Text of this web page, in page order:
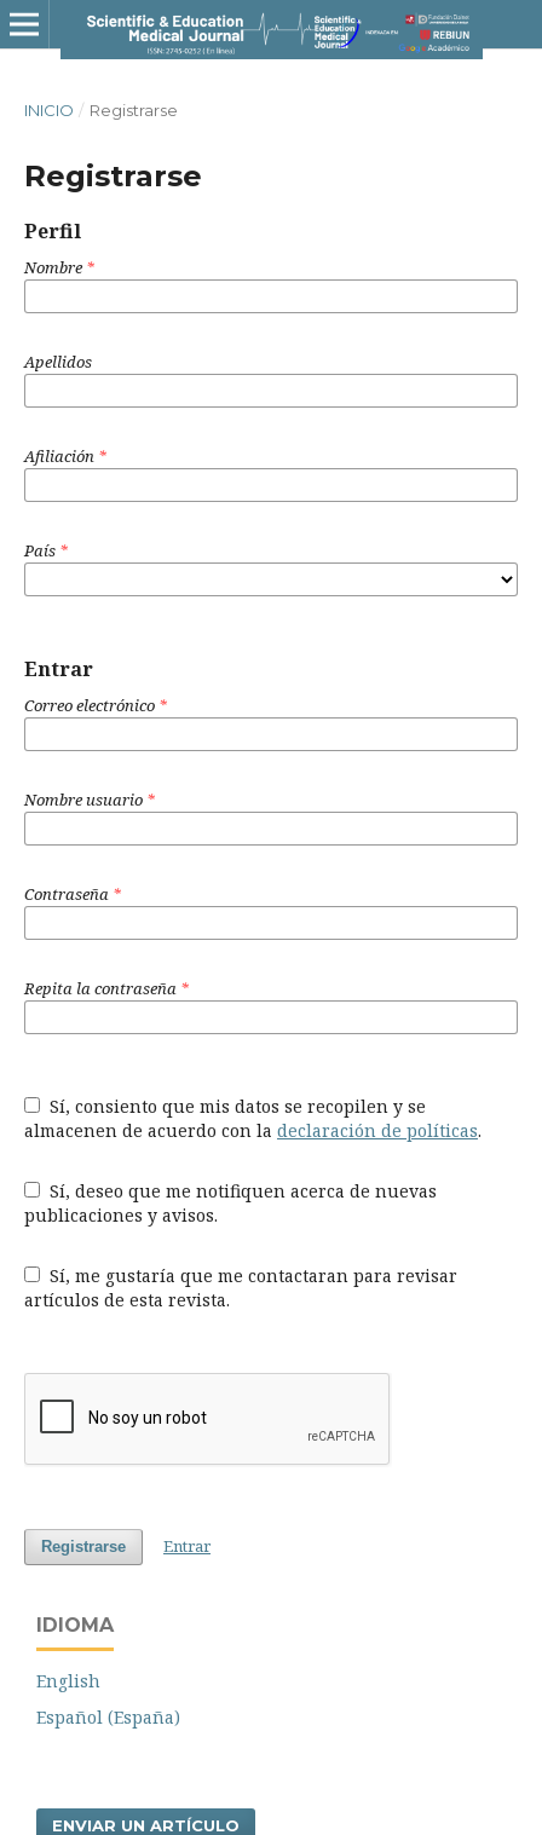
INICIO / Registrarse
Registrarse
Perfil
Nombre *
Apellidos
Afiliación *
País *
Entrar
Correo electrónico *
Nombre usuario *
Contraseña *
Repita la contraseña *
almacenen de acuerdo con la declaración de políticas.
publicaciones y avisos.
artículos de esta revista.
Registrarse Entrar
IDIOMA
English
Español (España)
ENVIAR UN ARTÍCULO